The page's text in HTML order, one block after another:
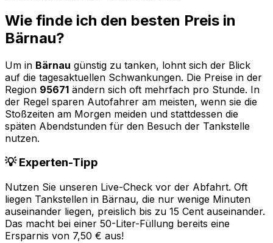
Wie finde ich den besten Preis in
Bärnau?
Um in Bärnau günstig zu tanken, lohnt sich der Blick
auf die tagesaktuellen Schwankungen. Die Preise in der
Region 95671 ändern sich oft mehrfach pro Stunde. In
der Regel sparen Autofahrer am meisten, wenn sie die
Stoßzeiten am Morgen meiden und stattdessen die
späten Abendstunden für den Besuch der Tankstelle
nutzen.
💡 Experten-Tipp
Nutzen Sie unseren Live-Check vor der Abfahrt. Oft
liegen Tankstellen in Bärnau, die nur wenige Minuten
auseinander liegen, preislich bis zu 15 Cent auseinander.
Das macht bei einer 50-Liter-Füllung bereits eine
Ersparnis von 7,50 € aus!